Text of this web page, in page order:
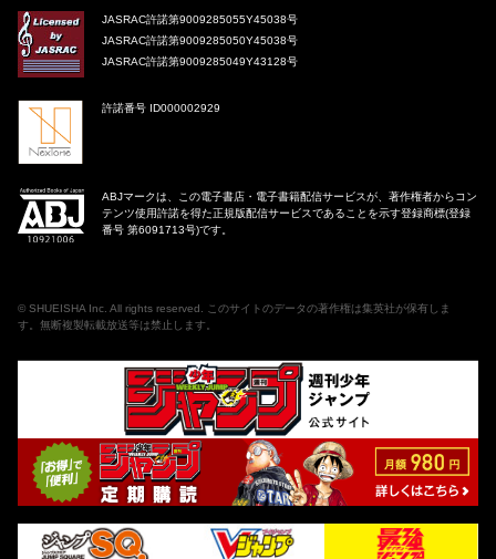
JASRAC許諾第9009285055Y45038号
JASRAC許諾第9009285050Y45038号
JASRAC許諾第9009285049Y43128号
許諾番号 ID000002929
ABJマークは、この電子書店・電子書籍配信サービスが、著作権者からコン
テンツ使用許諾を得た正規版配信サービスであることを示す登録商標(登録
番号 第6091713号)です。
© SHUEISHA Inc . All rights reserved. このサイトのデータの著作権は集英社が保有しま
す。無断複製転載放送等は禁止します。